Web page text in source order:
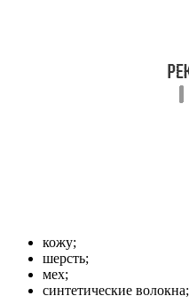
кожу;
шерсть;
мех;
синтетические волокна;